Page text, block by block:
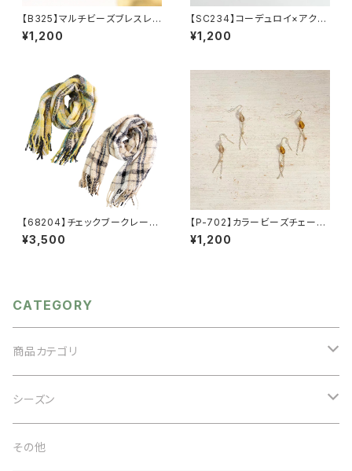
【B325】マルチビーズブレスレッ
ト【送料無料】
¥1,200
【SC234】コーデュロイ×アクリ
ルイヤリング【送料無料】イヤー
アクセ カラーイヤリング 秋
¥1,200
【68204】チェックブークレース
トール【送料無料】マフラー ブ
ークレー ブロックチェック柄
¥3,500
【P-702】カラービーズチェーン
ピアス【送料無料】フックピア
ス 秋カラー ビーズピアス
¥1,200
CATEGORY
商品カテゴリ
アクセサリー
ネックレス
バッグ
シーズン
オケージョン
その他